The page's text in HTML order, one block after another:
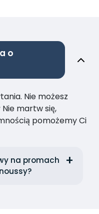
o
Nie możesz
martw się,
pomożemy Ci
na promach